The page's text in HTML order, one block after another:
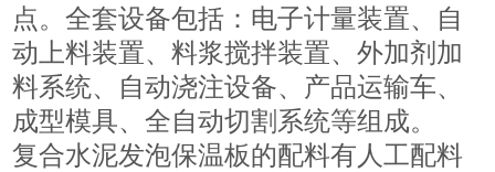
点。全套设备包括：电子计量装置、自
动上料装置、料浆搅拌装置、外加剂加
料系统、自动浇注设备、产品运输车、
成型模具、全自动切割系统等组成。
复合水泥发泡保温板的配料有人工配料